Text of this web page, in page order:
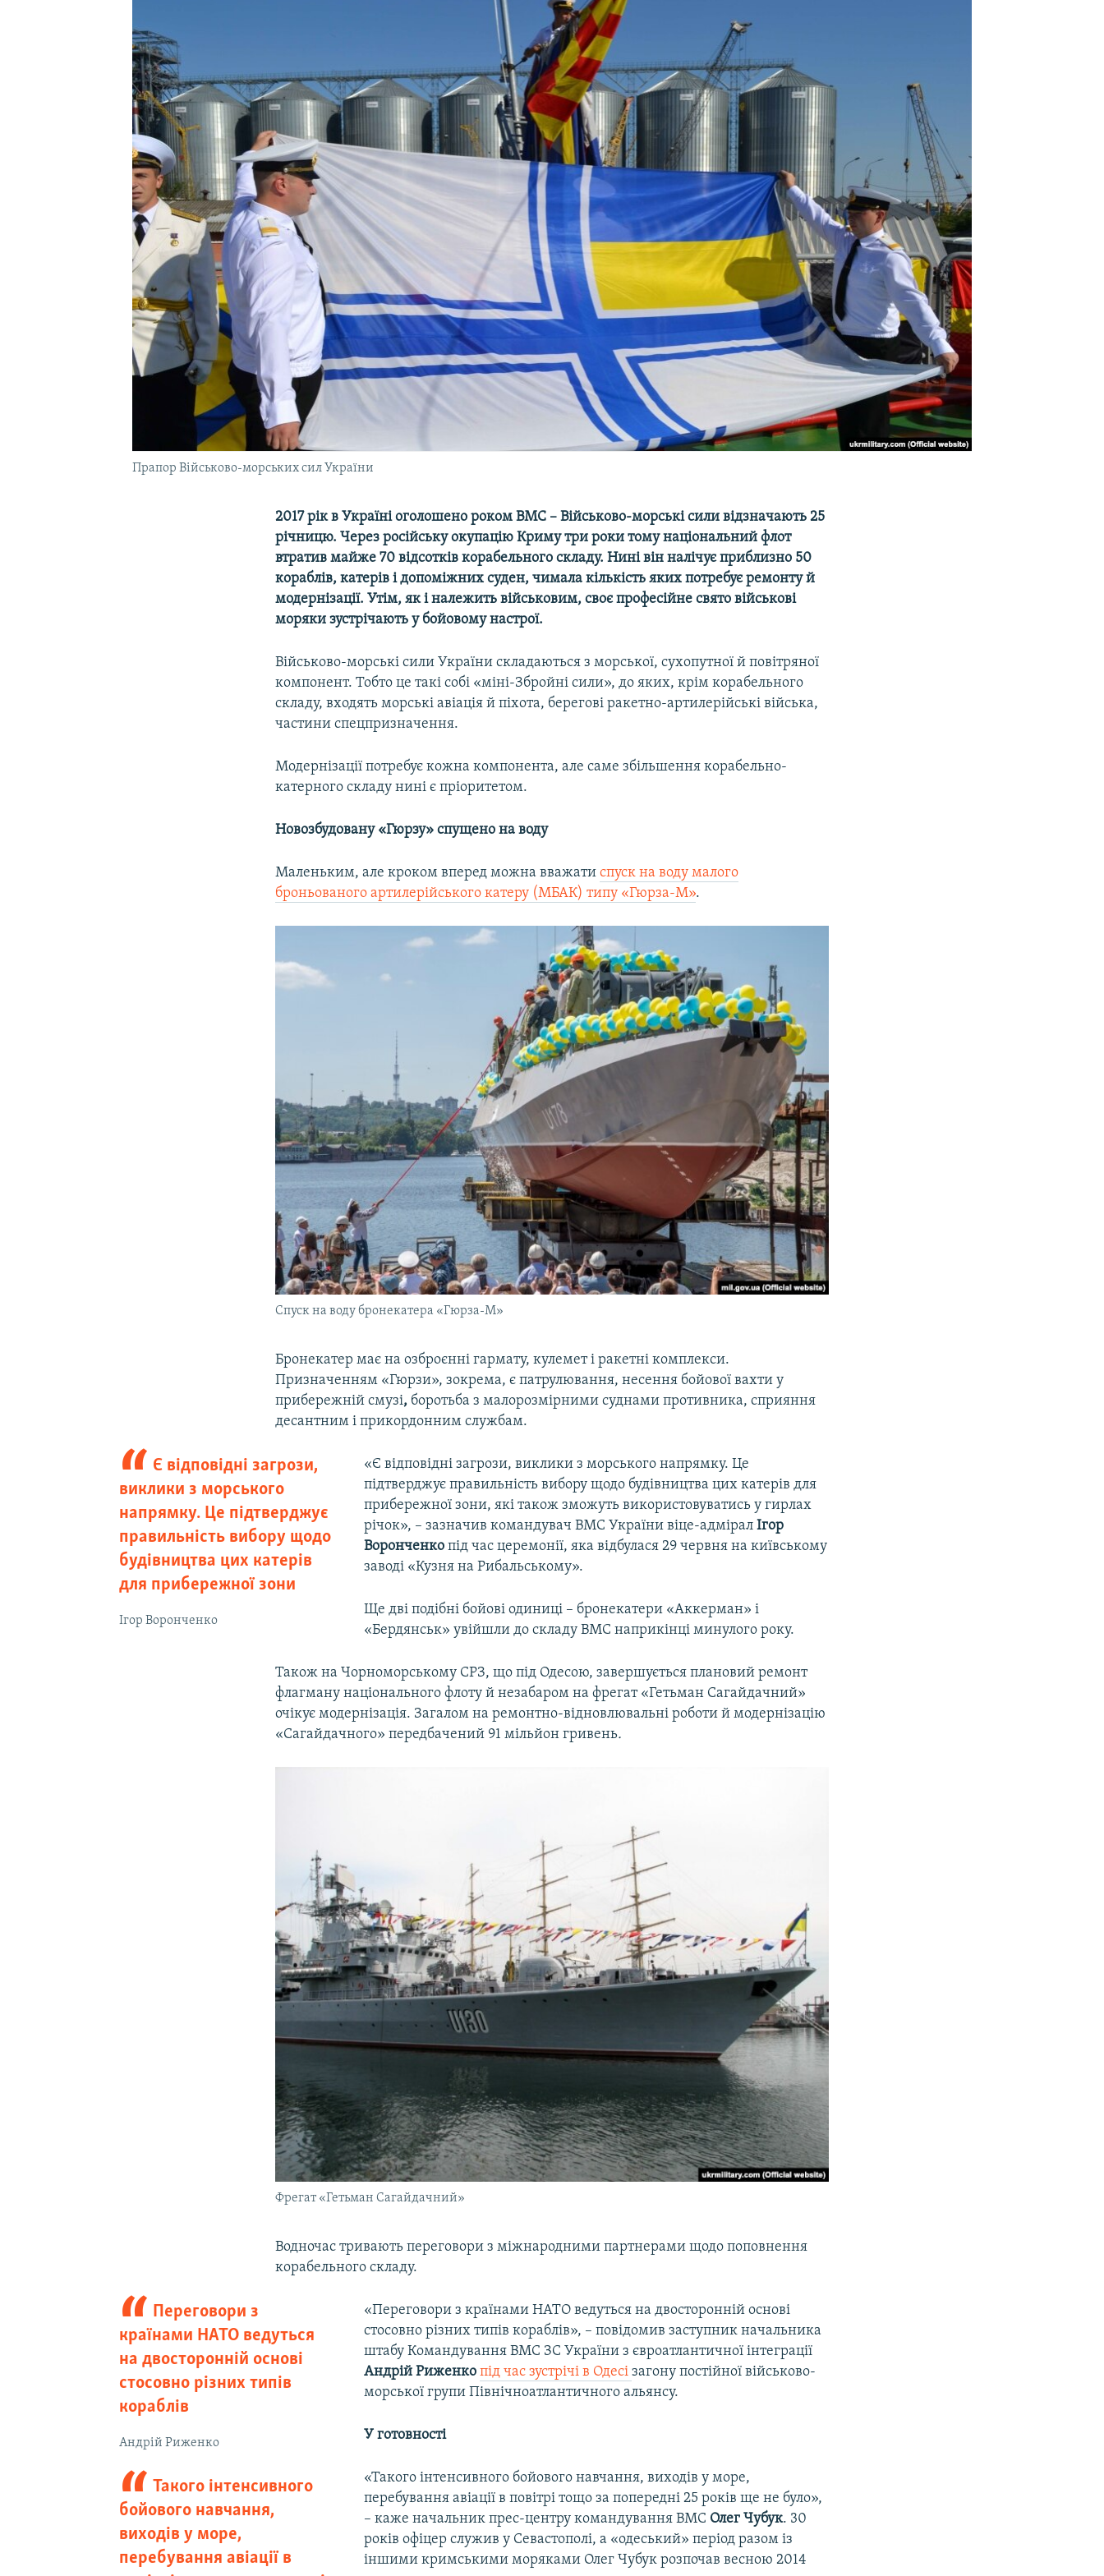
УКРАЇНСЬКА ПРОБЛЕМА КРИМУ
Прапор Військово-морських сил України
2017 рік в Україні оголошено роком ВМС – Військово-морські сили відзначають 25
річницю. Через російську окупацію Криму три роки тому національний флот
втратив майже 70 відсотків корабельного складу. Нині він налічує приблизно 50
кораблів, катерів і допоміжних суден, чимала кількість яких потребує ремонту й
модернізації. Утім, як і належить військовим, своє професійне свято військові
моряки зустрічають у бойовому настрої.
Військово-морські сили України складаються з морської, сухопутної й повітряної
компонент. Тобто це такі собі «міні-Збройні сили», до яких, крім корабельного
складу, входять морські авіація й піхота, берегові ракетно-артилерійські війська,
частини спецпризначення.
Модернізації потребує кожна компонента, але саме збільшення корабельно-
катерного складу нині є пріоритетом.
Новозбудовану «Гюрзу» спущено на воду
Маленьким, але кроком вперед можна вважатиспуск на воду малого
броньованого артилерійського катеру (МБАК) типу «Гюрза-М».
Спуск на воду бронекатера «Гюрза-М»
Бронекатер має на озброєнні гармату, кулемет і ракетні комплекси.
Призначенням «Гюрзи», зокрема, є патрулювання, несення бойової вахти у
прибережній смузі, боротьба з малорозмірними суднами противника, сприяння
десантним і прикордонним службам.
Є відповідні загрози,
виклики з морського
напрямку. Це підтверджує
правильність вибору щодо
будівництва цих катерів
для прибережної зони
Ігор Воронченко
«Є відповідні загрози, виклики з морського напрямку. Це
підтверджує правильність вибору щодо будівництва цих катерів для
прибережної зони, які також зможуть використовуватись у гирлах
річок», – зазначив командувач ВМС України віце-адмірал Ігор
Воронченко під час церемонії, яка відбулася 29 червня на київському
заводі «Кузня на Рибальському».
Ще дві подібні бойові одиниці – бронекатери «Аккерман» і
«Бердянськ» увійшли до складу ВМС наприкінці минулого року.
Також на Чорноморському СРЗ, що під Одесою, завершується плановий ремонт
флагману національного флоту й незабаром на фрегат «Гетьман Сагайдачний»
очікує модернізація. Загалом на ремонтно-відновлювальні роботи й модернізацію
«Сагайдачного» передбачений 91 мільйон гривень.
Фрегат «Гетьман Сагайдачний»
Водночас тривають переговори з міжнародними партнерами щодо поповнення
корабельного складу.
Переговори з
країнами НАТО ведуться
на двосторонній основі
стосовно різних типів
кораблів
Андрій Риженко
«Переговори з країнами НАТО ведуться на двосторонній основі
стосовно різних типів кораблів», – повідомив заступник начальника
штабу Командування ВМС ЗС України з євроатлантичної інтеграції
Андрій Риженко під час зустрічі в Одесі загону постійної військово-
морської групи Північноатлантичного альянсу.
У готовності
Такого інтенсивного
бойового навчання,
виходів у море,
перебування авіації в
«Такого інтенсивного бойового навчання, виходів у море,
перебування авіації в повітрі тощо за попередні 25 років ще не було»,
– каже начальник прес-центру командування ВМС Олег Чубук. 30
років офіцер служив у Севастополі, а «одеський» період разом із
іншими кримськими моряками Олег Чубук розпочав весною 2014